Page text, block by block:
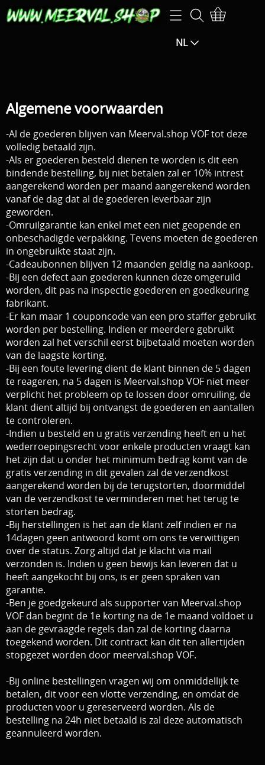
Home
winkelmandje)
SPECIALE AANBIEDINGEN -15% EXTRA KORTING op de
aangegeven prijs (de korting wordt berekend in het
winkelmandje)
Hengels / Molens / Reels
Klein materiaal / Haken
Aas / Kunstaas
Boten en Belly / alle Benodigdheden
Tenten / Aasvisbewaring / Stoelen / Onthaakmatten /
Tassen
Per leverancier
Decoratie
Kleding
PROMO materiaal
cadeau bon
2e hands 2e kans
Info
Mijn account
F.B.M.
Exclusive guiding
Contact pagina
Gastenboek
Download area
PARTNERS
TIPS, Montages and film
Meerval.shop Pro staff
You Tube kanaal
NL
Algemene voorwaarden
-Al de goederen blijven van Meerval.shop VOF tot deze
volledig betaald zijn.
-Als er goederen besteld dienen te worden is dit een
bindende bestelling, bij niet betalen zal er 10% intrest
aangerekend worden per maand aangerekend worden
vanaf de dag dat al de goederen leverbaar zijn
geworden.
-Omruilgarantie kan enkel met een niet geopende en
onbeschadigde verpakking. Tevens moeten de goederen
in ongebruikte staat zijn.
-Cadeaubonnen blijven 12 maanden geldig na aankoop.
-Bij een defect aan goederen kunnen deze omgeruild
worden, dit pas na inspectie goederen en goedkeuring
fabrikant.
-Er kan maar 1 couponcode van een pro staffer gebruikt
worden per bestelling. Indien er meerdere gebruikt
worden zal het verschil eerst bijbetaald moeten worden
van de laagste korting.
-Bij een foute levering dient de klant binnen de 5 dagen
te reageren, na 5 dagen is Meerval.shop VOF niet meer
verplicht het probleem op te lossen door omruiling, de
klant dient altijd bij ontvangst de goederen en aantallen
te controleren.
-Indien u besteld en u gratis verzending heeft en u het
wederroepingsrecht voor enkele producten vraagt kan
het zijn dat u onder het minimum bedrag komt van de
gratis verzending in dit gevalen zal de verzendkost
aangerekend worden bij de terugstorten, doormiddel
van de verzendkost te verminderen met het terug te
storten bedrag.
-Bij herstellingen is het aan de klant zelf indien er na
14dagen geen antwoord komt om ons te verwittigen
over de status. Zorg altijd dat je klacht via mail
verzonden is. Indien u geen bewijs kan leveren dat u
heeft aangekocht bij ons, is er geen spraken van
garantie.
-Ben je goedgekeurd als supporter van Meerval.shop
VOF dan begint de 1e korting na de 1e maand voldoet u
aan de gevraagde regels dan zal de korting daarna
toegekend worden. Dit contract kan dit ten allertijden
stopgezet worden door meerval.shop VOF.
-Bij online bestellingen vragen wij om onmiddellijk te
betalen, dit voor een vlotte verzending, en omdat de
producten voor u gereserveerd worden. Als de
bestelling na 24h niet betaald is zal deze automatisch
geannuleerd worden.